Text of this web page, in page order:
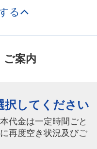
る
ご案内
択してください
代金は一定時間ごと
再度空き状況及びご